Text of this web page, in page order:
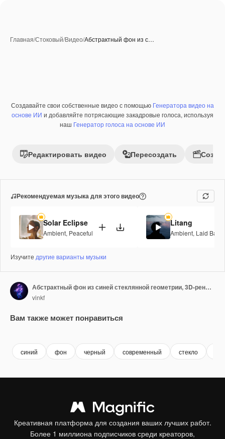
Главная/Стоковый/Видео/Абстрактный фон из с…
Премиум
Создавайте свои собственные видео с помощью Генератора видео на
основе ИИ и добавляйте потрясающие закадровые голоса, используя
наш Генератор голоса на основе ИИ
Редактировать видео Пересоздать
Рекомендуемая музыка для этого видео
Solar Eclipse
Ambient, Peaceful
Litang
Ambient, Laid Back
Изучите другие варианты музыки
Абстрактный фон из синей стеклянной геометрии, 3D-рендеринг
vinkf
Вам также может понравиться
синий фон черный современный стекло
Креативная платформа для создания ваших лучших работ.
Более 1 миллиона подписчиков среди креаторов,